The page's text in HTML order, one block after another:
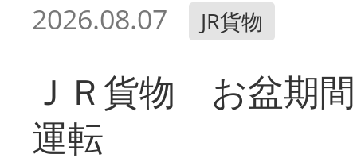
2026.08.07 JR貨物
ＪＲ貨物 お盆期
運転